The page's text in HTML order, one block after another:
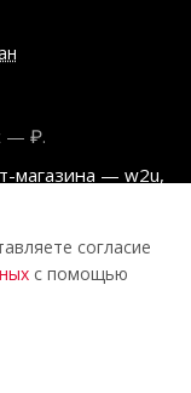
— ₽.
магазина — w2u,
данных
согласие
с помощью